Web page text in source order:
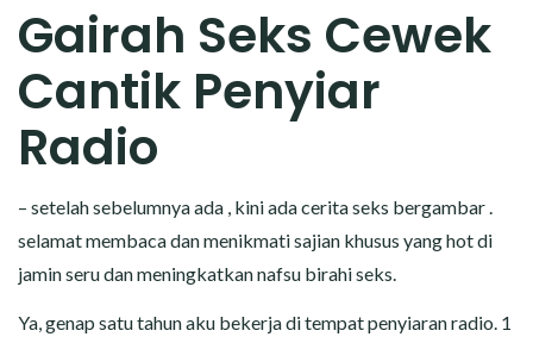
Gairah Seks Cewek
Cantik Penyiar
Radio
– setelah sebelumnya ada , kini ada cerita seks bergambar .
selamat membaca dan menikmati sajian khusus yang hot di
jamin seru dan meningkatkan nafsu birahi seks.
Ya, genap satu tahun aku bekerja di tempat penyiaran radio. 1
CERITA MALAM
CERITA NAKAL
CERITA SPERMA